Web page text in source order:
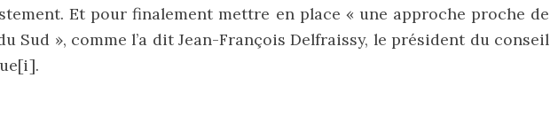
Et pour finalement mettre en place « une approche proche de
Sud », comme l’a dit Jean-François Delfraissy, le président du conseil
[i].